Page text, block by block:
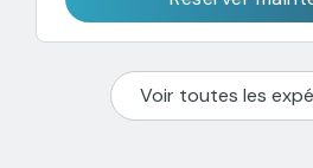
Voir toutes les